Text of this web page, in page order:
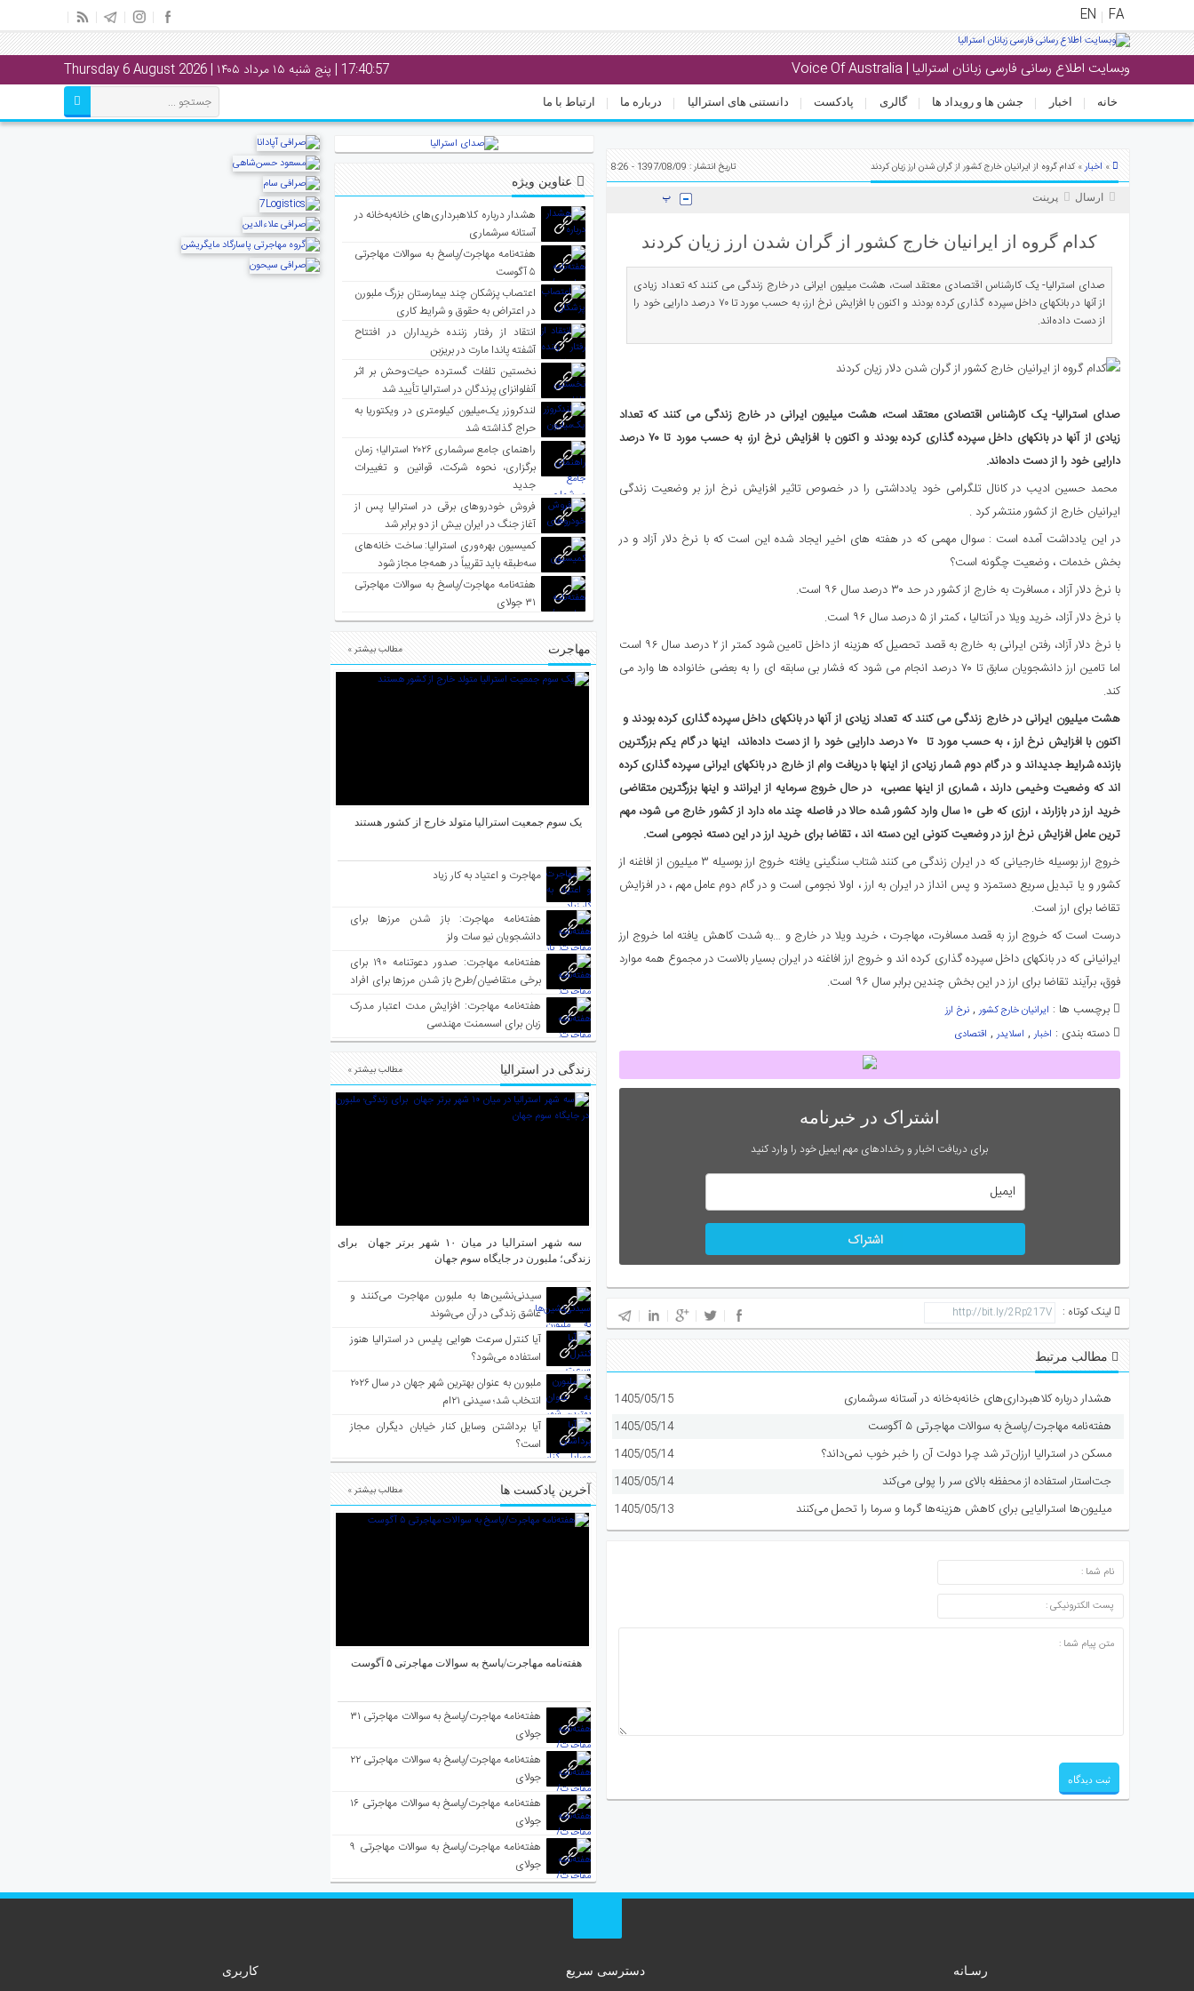
FA
EN
وبسایت اطلاع رسانی فارسی زبانان استرالیا | Voice Of Australia 17:40:57 | پنج شنبه ۱۵ مرداد ۱۴۰۵ | Thursday 6 August 2026
خانه اخبار جشن ها و رویداد ها گالری پادکست دانستنی های استرالیا درباره ما ارتباط با ما
اصلی
خانه
» اخبار» کدام گروه از ایرانیان خارج کشور از گران شدن ارز زیان کردند تاریخ انتشار : 1397/08/09 - 8:26
ارسال پرینت
کدام گروه از ایرانیان خارج کشور از گران شدن ارز زیان کردند
صدای استرالیا- یک کارشناس اقتصادی معتقد است، هشت میلیون ایرانی در خارج زندگی می کنند که تعداد زیادی
از آنها در بانکهای داخل سپرده گذاری کرده بودند و اکنون با افزایش نرخ ارز، به حسب مورد تا ۷۰ درصد دارایی خود را
از دست داده‌اند.
صدای استرالیا- یک کارشناس اقتصادی معتقد است، هشت میلیون ایرانی در خارج زندگی می کنند که تعداد
زیادی از آنها در بانکهای داخل سپرده گذاری کرده بودند و اکنون با افزایش نرخ ارز، به حسب مورد تا ۷۰ درصد
دارایی خود را از دست داده‌اند.
محمد حسین ادیب در کانال تلگرامی خود یادداشتی را در خصوص تاثیر افزایش نرخ ارز بر وضعیت زندگی
ایرانیان خارج از کشور منتشر کرد .
در این یادداشت آمده است : سوال مهمی که در هفته های اخیر ایجاد شده این است که با نرخ دلار آزاد و در
بخش خدمات ، وضعیت چگونه است؟
با نرخ دلار آزاد ، مسافرت به خارج از کشور در حد ۳۰ درصد سال ۹۶ است.
با نرخ دلار آزاد، خرید ویلا در آنتالیا ، کمتر از ۵ درصد سال ۹۶ است.
با نرخ دلار آزاد، رفتن ایرانی به خارج به قصد تحصیل که هزینه از داخل تامین شود کمتر از ۲ درصد سال ۹۶ است
اما تامین ارز دانشجویان سابق تا ۷۰ درصد انجام می شود که فشار بی سابقه ای را به بعضی خانواده ها وارد می
کند.
هشت میلیون ایرانی در خارج زندگی می کنند که تعداد زیادی از آنها در بانکهای داخل سپرده گذاری کرده بودند و
اکنون با افزایش نرخ ارز ، به حسب مورد تا ۷۰ درصد دارایی خود را از دست داده‌اند، اینها در گام یکم بزرگترین
بازنده شرایط جدیداند و در گام دوم شمار زیادی از اینها با دریافت وام از خارج در بانکهای ایرانی سپرده گذاری کرده
اند که وضعیت وخیمی دارند ، شماری از اینها عصبی، در حال خروج سرمایه از ایرانند و اینها بزرگترین متقاضی
خرید ارز در بازارند ، ارزی که طی ۱۰ سال وارد کشور شده حالا در فاصله چند ماه دارد از کشور خارج می شود، مهم
ترین عامل افزایش نرخ ارز در وضعیت کنونی این دسته اند ، تقاضا برای خرید ارز در این دسته نجومی است.
خروج ارز بوسیله خارجیانی که در ایران زندگی می کنند شتاب سنگینی یافته خروج ارز بوسیله ۳ میلیون از افاغنه از
کشور و یا تبدیل سریع دستمزد و پس انداز در ایران به ارز ، اولا نجومی است و در گام دوم عامل مهم ، در افزایش
تقاضا برای ارز است.
درست است که خروج ارز به قصد مسافرت، مهاجرت ، خرید ویلا در خارج و …به شدت کاهش یافته اما خروج ارز
ایرانیانی که در بانکهای داخل سپرده گذاری کرده اند و خروج ارز افاغنه در ایران بسیار بالاست در مجموع همه موارد
فوق، برآیند تقاضا برای ارز در این بخش چندین برابر سال ۹۶ است.
برچسب ها : ایرانیان خارج کشور, نرخ ارز
دسته بندی : اخبار, اسلایدر, اقتصادی
اشتراک در خبرنامه
برای دریافت اخبار و رخدادهای مهم ایمیل خود را وارد کنید
اشتراک
لینک کوتاه :
مطالب مرتبط
هشدار درباره کلاهبرداری‌های خانه‌به‌خانه در آستانه سرشماری 1405/05/15
هفته‌نامه مهاجرت/پاسخ به سوالات مهاجرتی ۵ آگوست 1405/05/14
مسکن در استرالیا ارزان‌تر شد چرا دولت آن را خبر خوب نمی‌داند؟ 1405/05/14
جت‌استار استفاده از محفظه بالای سر را پولی می‌کند 1405/05/14
میلیون‌ها استرالیایی برای کاهش هزینه‌ها گرما و سرما را تحمل می‌کنند 1405/05/13
ارسال دیدگاه
عناوین ویژه
هشدار درباره کلاهبرداری‌های خانه‌به‌خانه در
آستانه سرشماری
هفته‌نامه مهاجرت/پاسخ به سوالات مهاجرتی
۵ آگوست
اعتصاب پزشکان چند بیمارستان بزرگ ملبورن
در اعتراض به حقوق و شرایط کاری
انتقاد از رفتار زننده خریداران در افتتاح
آشفته پاندا مارت در بریزبن
نخستین تلفات گسترده حیات‌وحش بر اثر
آنفلوانزای پرندگان در استرالیا تأیید شد
لندکروزر یک‌میلیون کیلومتری در ویکتوریا به
حراج گذاشته شد
راهنمای جامع سرشماری ۲۰۲۶ استرالیا؛ زمان
برگزاری، نحوه شرکت، قوانین و تغییرات
جدید
فروش خودروهای برقی در استرالیا پس از
آغاز جنگ در ایران بیش از دو برابر شد
کمیسیون بهره‌وری استرالیا: ساخت خانه‌های
سه‌طبقه باید تقریباً در همه‌جا مجاز شود
هفته‌نامه مهاجرت/پاسخ به سوالات مهاجرتی
۳۱ جولای
مهاجرت مطالب بیشتر »
یک سوم جمعیت استرالیا متولد خارج از کشور هستند
مهاجرت و اعتیاد به کار زیاد
هفته‌نامه مهاجرت: باز شدن مرزها برای
دانشجویان نیو سات ولز
هفته‌نامه مهاجرت: صدور دعوتنامه ۱۹۰ برای
برخی متقاضیان/طرح باز شدن مرزها برای افراد
واکسینه شده
هفته‌نامه مهاجرت: افزایش مدت اعتبار مدرک
زبان برای اسسمنت مهندسی
زندگی در استرالیا مطالب بیشتر »
سه شهر استرالیا در میان ۱۰ شهر برتر جهان برای
زندگی؛ ملبورن در جایگاه سوم جهان
سیدنی‌نشین‌ها به ملبورن مهاجرت می‌کنند و
عاشق زندگی در آن می‌شوند
آیا کنترل سرعت هوایی پلیس در استرالیا هنوز
استفاده می‌شود؟
ملبورن به عنوان بهترین شهر جهان در سال ۲۰۲۶
انتخاب شد؛ سیدنی ۲۱‌ام
آیا برداشتن وسایل کنار خیابان دیگران مجاز
است؟
آخرین پادکست ها مطالب بیشتر »
هفته‌نامه مهاجرت/پاسخ به سوالات مهاجرتی ۵ آگوست
هفته‌نامه مهاجرت/پاسخ به سوالات مهاجرتی ۳۱
جولای
هفته‌نامه مهاجرت/پاسخ به سوالات مهاجرتی ۲۲
جولای
هفته‌نامه مهاجرت/پاسخ به سوالات مهاجرتی ۱۶
جولای
هفته‌نامه مهاجرت/پاسخ به سوالات مهاجرتی ۹
جولای
رسـانه دسترسی سریع کاربری